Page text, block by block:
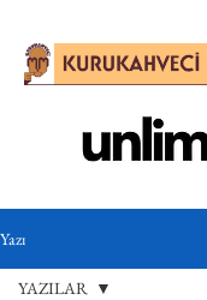
Yazı
YAZILAR